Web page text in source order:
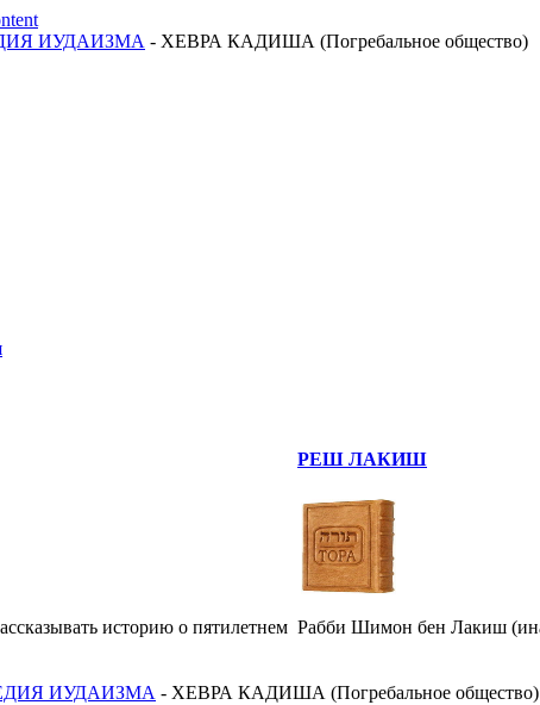
ИУДАИЗМА - ХЕВРА КАДИША (Погребальное общество)
историю о пятилетнем
РЕШ ЛАКИШ
Рабби Шимон бен Лакиш
ИУДАИЗМА - ХЕВРА КАДИША (Погребальное общество)